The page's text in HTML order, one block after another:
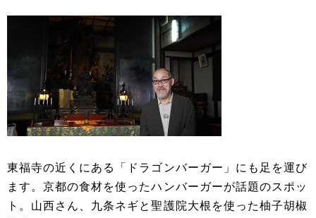
東福寺の近くにある「ドラゴンバーガー」にも足を運び
ます。京都の食材を使ったハンバーガーが話題のスポッ
ト。山西さん、九条ネギと聖護院大根を使った柚子胡椒